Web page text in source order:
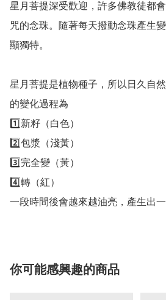
星月菩提深受歡迎，許多佛教徒都
咒的念珠。隨著每天撥動念珠產生
顯獨特。
星月菩提是植物種子，所以日久自
的變化過程為
1️⃣新籽（白色）
2️⃣包漿（淺黃）
3️⃣完全變（黃）
4️⃣轉（紅）
一段時間後會越來越油亮，產生出一
你可能感興趣的商品